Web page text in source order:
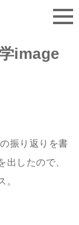
image
振り返りを書
出したので、
。